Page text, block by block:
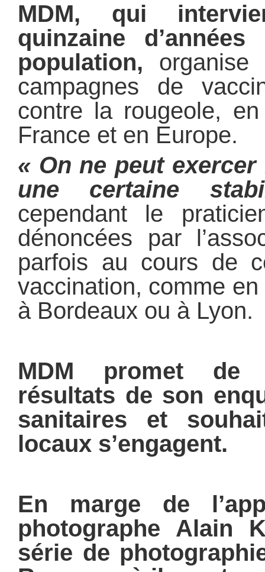
MDM, qui
quinzaine
population, organise
campagnes de
contre la rougeole,
France et en Europe.
« On ne peut
une certaine
cependant le
dénoncées par
parfois au cours de
vaccination, comme
à Bordeaux ou à Lyon.
MDM promet de
résultats de son
sanitaires et
locaux s’engagent.
En marge de
photographe Alain
série de